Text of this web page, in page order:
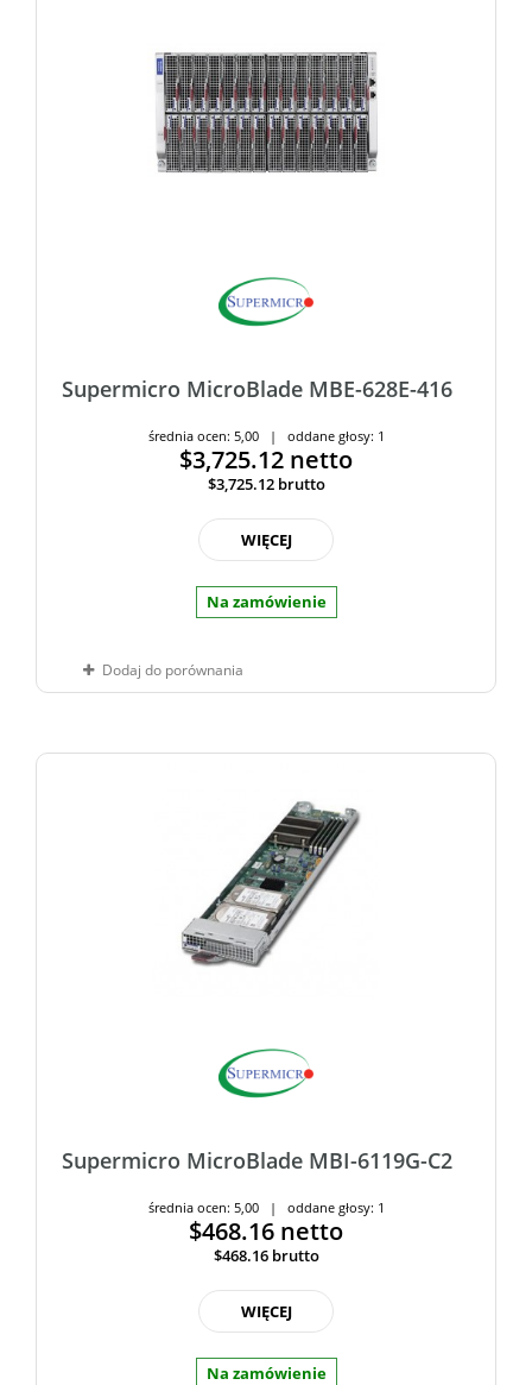
Supermicro MicroBlade MBE-628E-416
średnia ocen: 5,00 | oddane głosy: 1
$3,725.12 netto
$3,725.12 brutto
WIĘCEJ
Na zamówienie
Dodaj do porównania
Supermicro MicroBlade MBI-6119G-C2
średnia ocen: 5,00 | oddane głosy: 1
$468.16 netto
$468.16 brutto
WIĘCEJ
Na zamówienie